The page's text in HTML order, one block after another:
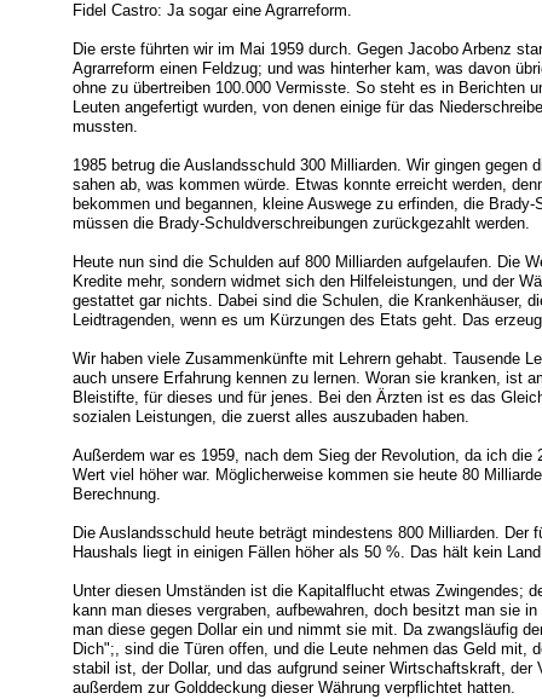
Fidel Castro: Ja sogar eine Agrarreform.
Die erste führten wir im Mai 1959 durch. Gegen Jacobo Arbenz
Agrarreform einen Feldzug; und was hinterher kam, was davon
ohne zu übertreiben 100.000 Vermisste. So steht es in Berichten
Leuten angefertigt wurden, von denen einige für das
mussten.
1985 betrug die Auslandsschuld 300 Milliarden. Wir gingen gegen
sahen ab, was kommen würde. Etwas konnte erreicht werden,
bekommen und begannen, kleine Auswege zu erfinden, die
müssen die Brady-Schuldverschreibungen zurückgezahlt werden.
Heute nun sind die Schulden auf 800 Milliarden aufgelaufen. Die
Kredite mehr, sondern widmet sich den Hilfeleistungen, und der
gestattet gar nichts. Dabei sind die Schulen, die Krankenhäuser,
Leidtragenden, wenn es um Kürzungen des Etats geht. Das
Wir haben viele Zusammenkünfte mit Lehrern gehabt. Tausende
auch unsere Erfahrung kennen zu lernen. Woran sie kranken, ist
Bleistifte, für dieses und für jenes. Bei den Ärzten ist es das
sozialen Leistungen, die zuerst alles auszubaden haben.
Außerdem war es 1959, nach dem Sieg der Revolution, da ich die
Wert viel höher war. Möglicherweise kommen sie heute 80
Berechnung.
Die Auslandsschuld heute beträgt mindestens 800 Milliarden. Der
Haushals liegt in einigen Fällen höher als 50 %. Das hält kein
Unter diesen Umständen ist die Kapitalflucht etwas Zwingendes;
kann man dieses vergraben, aufbewahren, doch besitzt man sie
man diese gegen Dollar ein und nimmt sie mit. Da zwangsläufig
Dich";, sind die Türen offen, und die Leute nehmen das Geld mit,
stabil ist, der Dollar, und das aufgrund seiner Wirtschaftskraft,
außerdem zur Golddeckung dieser Währung verpflichtet hatten.